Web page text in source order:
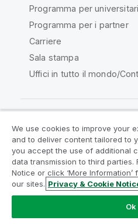
Programma per universitari
Programma per i partner
Carriere
Sala stampa
Uffici in tutto il mondo/
Qlik
Contratti
Termini del
Legal Policies
Note
Termini di utilizzo
Marchi
Copyright © 1993-2026
We use cookies to improve your
and to deliver content tailored to
you accept the use of additional
data transmission to third parties.
Notice or click ‘More
our sites. Privacy & Cookie
Ok